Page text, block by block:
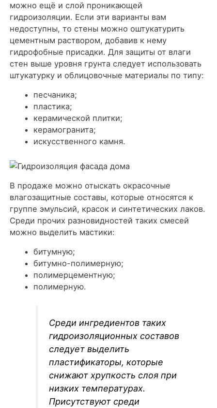
можно ещё и слой проникающей
гидроизоляции. Если эти варианты вам
недоступны, то стены можно оштукатурить
цементным раствором, добавив к нему
гидрофобные присадки. Для защиты от влаги
стен выше уровня грунта следует использовать
штукатурку и облицовочные материалы по типу:
песчаника;
пластика;
керамической плитки;
керамогранита;
искусственного камня.
В продаже можно отыскать окрасочные
влагозащитные составы, которые относятся к
группе эмульсий, красок и синтетических лаков.
Среди прочих разновидностей таких смесей
можно выделить мастики:
битумную;
битумно-полимерную;
полимерцементную;
полимерную.
Среди ингредиентов таких
гидроизоляционных составов
следует выделить
пластификаторы, которые
снижают хрупкость слоя при
низких температурах.
Присутствуют среди